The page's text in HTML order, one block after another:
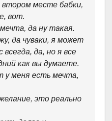
месте бабки,
вот.
да ну такая.
да чуваки, я может
всегда, да, но я все
как вы думаете.
меня есть мечта,
это реально